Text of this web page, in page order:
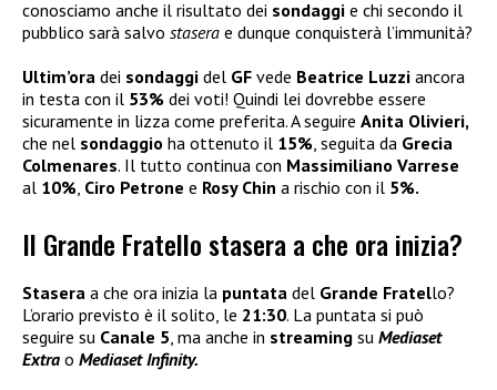
conosciamo anche il risultato dei sondaggi e chi secondo il
pubblico sarà salvo stasera e dunque conquisterà l’immunità?
Ultim’ora dei sondaggi del GF vede Beatrice Luzzi ancora
in testa con il 53% dei voti! Quindi lei dovrebbe essere
sicuramente in lizza come preferita. A seguire Anita Olivieri,
che nel sondaggio ha ottenuto il 15%, seguita da Grecia
Colmenares. Il tutto continua con Massimiliano Varrese
al 10%, Ciro Petrone e Rosy Chin a rischio con il 5%.
Il Grande Fratello stasera a che ora inizia?
Stasera a che ora inizia la puntata del Grande Fratello?
L’orario previsto è il solito, le 21:30. La puntata si può
seguire su Canale 5 , ma anche in streaming su Mediaset
Extra o Mediaset Infinity.